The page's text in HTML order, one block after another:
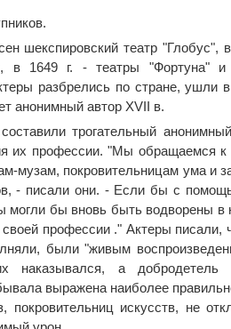
шекспировский театр "Глобус",
в 1649 г. - театры "Фортуна"
разбрелись по стране, ушли
анонимный автор XVII в.
трогательный
их профессии. "Мы обращаемся
музам, покровительницам ума и
- писали они. - Если бы с
могли бы вновь быть водворены в
своей профессии ." Актеры писали,
были "живым
наказывался, а добродетель
выражена наиболее
покровительниц искусств, не